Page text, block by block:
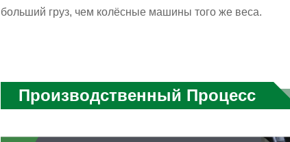
больший груз, чем колёсные машины того же веса.
Производственный Процесс